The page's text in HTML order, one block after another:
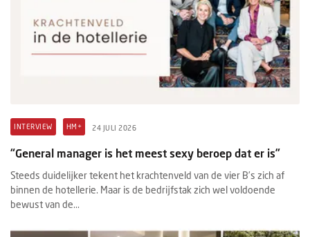
INTERVIEW HM+ 24 JULI 2026
“General manager is het meest sexy beroep dat er is”
Steeds duidelijker tekent het krachtenveld van de vier B’s zich af
binnen de hotellerie. Maar is de bedrijfstak zich wel voldoende
bewust van de...